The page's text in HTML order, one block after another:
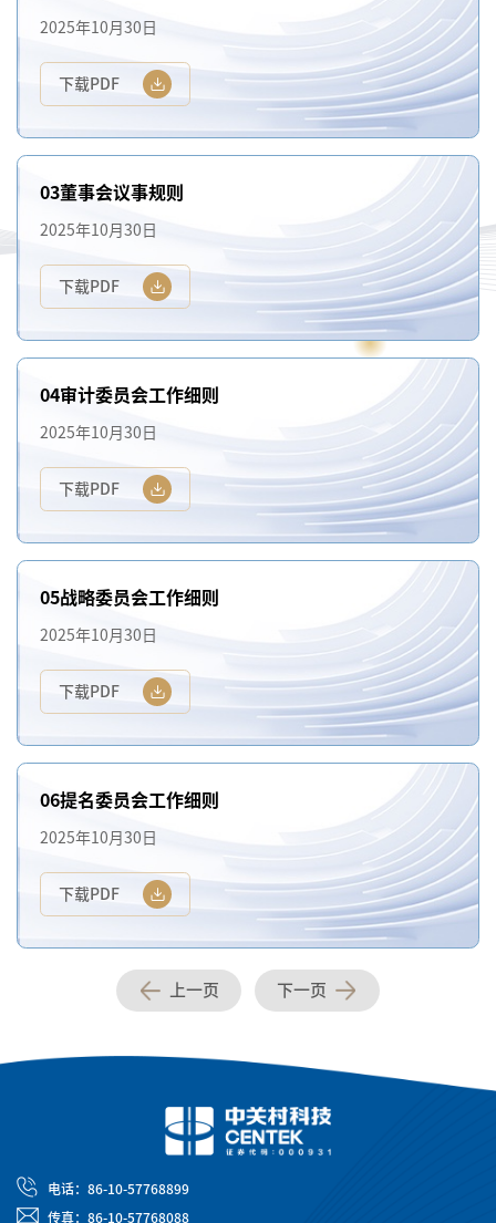
2025年10月30日
下载PDF
03董事会议事规则
2025年10月30日
下载PDF
04审计委员会工作细则
2025年10月30日
下载PDF
05战略委员会工作细则
2025年10月30日
下载PDF
06提名委员会工作细则
2025年10月30日
下载PDF
上一页 下一页
电话：86-10-57768899
传真：86-10-57768088